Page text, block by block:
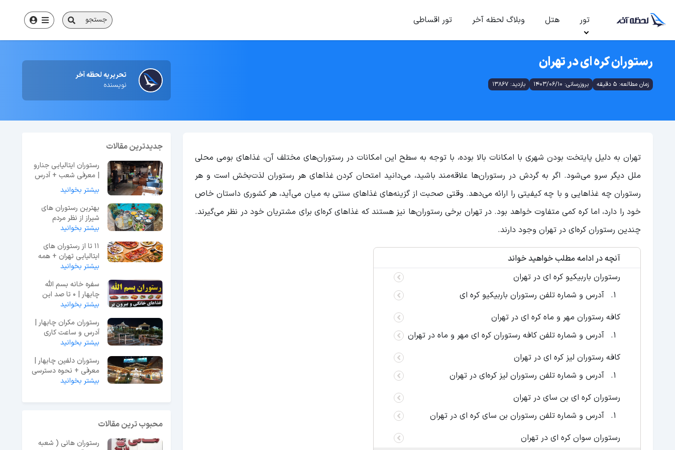
تور هتل وبلاگ لحظه آخر تور اقساطی جستجو
رستوران کره ای در تهران
زمان مطالعه: 5 دقیقه بروزرسانی: 1403/06/10 بازدید: 13867
تحریریه لحظه آخر
نویسنده
تهران به‌ دلیل پایتخت بودن شهری با امکانات بالا بوده، با توجه به سطح این امکانات در رستوران‌های مختلف آن، غذا‌های بومی محلی
ملل دیگر سرو می‌شود. اگر به گردش در رستوران‌ها علاقه‌مند باشید، می‌دانید امتحان کردن غذا‌های هر رستوران لذت‌بخش است و هر
رستوران چه غذا‌هایی و با چه کیفیتی را ارائه می‌دهد. وقتی صحبت از گزینه‌های غذاهای سنتی به میان می‌آید، هر کشوری داستان خاص
خود را دارد، اما کره کمی متفاوت خواهد بود. در تهران برخی رستوران‌ها نیز هستند که غذا‌های کره‌ای برای مشتریان خود در نظر می‌گیرند.
چندین رستوران کره‌ای در تهران وجود دارند.
آنچه در ادامه مطلب خواهید خواند
رستوران باربیکیو کره ‌ای در تهران
آدرس و شماره تلفن رستوران باربیکیو کره‌ ‌ای
کافه رستوران مهر و ماه کره ‌ای در تهران
آدرس و شماره تلفن کافه رستوران کره ‌ای مهر و ماه در تهران
کافه رستوران لیز کره ‌ای در تهران
آدرس و شماره تلفن رستوران لیز کره‌ای در تهران
رستوران کره ‌ای بن سای در تهران
آدرس و شماره تلفن رستوران بن ‌سای کره ‌ای در تهران
رستوران سوان کره ‌ای در تهران
جدیدترین مقالات
رستوران ایتالیایی جنارو
| معرفی شعب + آدرس
و منو
بیشتر بخوانید
بهترین رستوران های
شیراز از نظر مردم
کدامند؟
بیشتر بخوانید
11 تا از رستوران های
ایتالیایی تهران + همه
مناطق
بیشتر بخوانید
سفره خانه بسم الله
چابهار | 0 تا صد این
مجموعه
بیشتر بخوانید
رستوران مکران چابهار |
آدرس و ساعت کاری
بیشتر بخوانید
رستوران دلفین چابهار |
معرفی + نحوه دسترسی
بیشتر بخوانید
محبوب ترین مقالات
رستوران هانی ( شعبه